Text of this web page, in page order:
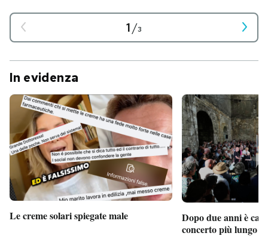
1/3
In evidenza
Le creme solari spiegate male
Dopo due anni è
concerto più lungo